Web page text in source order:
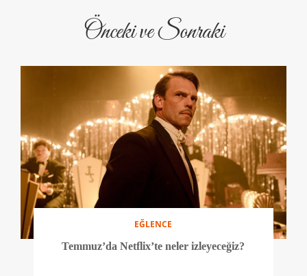
Önceki ve Sonraki
EĞLENCE
Temmuz’da Netflix’te neler izleyeceğiz?